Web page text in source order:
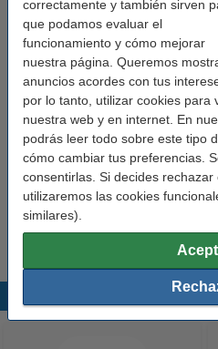
correctamente y también sirven
que podamos evaluar el
funcionamiento y cómo mejorar
nuestra página. Queremos
anuncios acordes con tus
por lo tanto, utilizar cookies para
nuestra web y en internet. En
podrás leer todo sobre este tipo
cómo cambiar tus preferencias.
consentirlas. Si decides
utilizaremos las cookies
similares).
Código EAN:
S0722530
Pack ahorro
Dymo S0722530/
(marca 123tinta) | Pack
23,50 €
Consejo
Recomendamos comprar este
Productos